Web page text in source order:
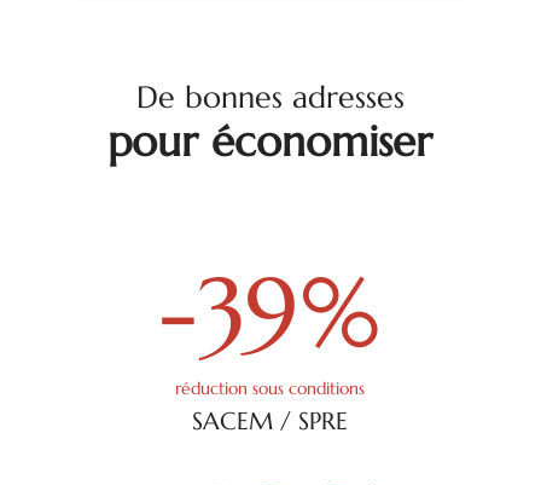
De bonnes adresses
pour économiser
-39%
réduction sous conditions
SACEM / SPRE